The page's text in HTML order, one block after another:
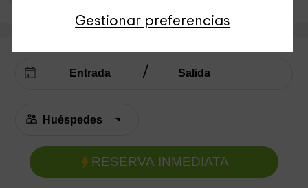
Gestionar preferencias
RESERVA INMEDIATA